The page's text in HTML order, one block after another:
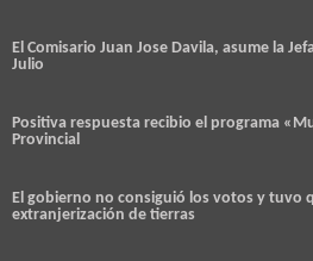
El Comisario Juan Jose Davila, asume la
Julio
Positiva respuesta recibio el programa
Provincial
El gobierno no consiguió los votos y tuvo
extranjerización de tierras